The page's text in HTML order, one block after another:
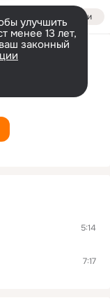
Войти
улучшить
менее 13 лет,
законный
5:14
7:17